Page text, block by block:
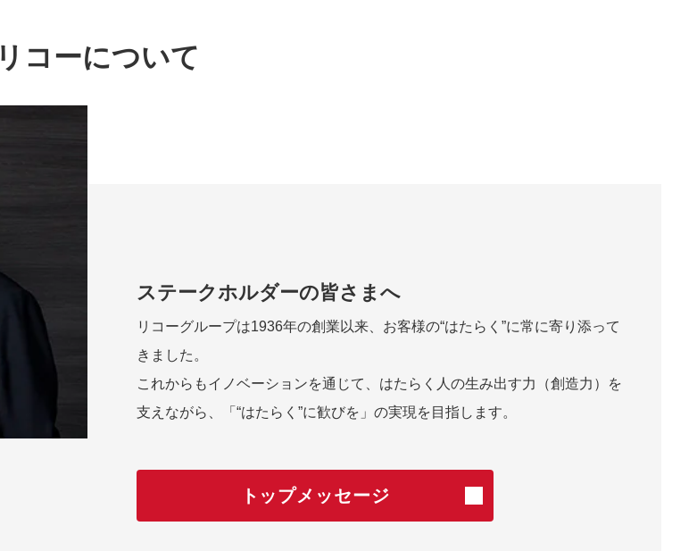
リコーについて
ステークホルダーの皆さまへ
リコーグループは1936年の創業以来、お客様の“はたらく”に常に寄り添って
きました。
これからもイノベーションを通じて、はたらく人の生み出す力（創造力）を
支えながら、「“はたらく”に歓びを」の実現を目指します。
トップメッセージ